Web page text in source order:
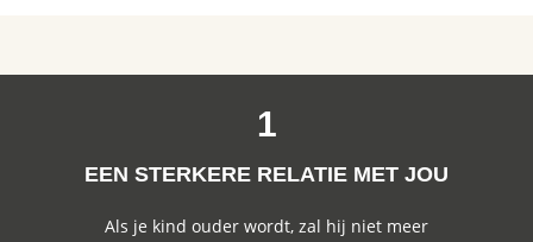
1
EEN STERKERE RELATIE MET JOU
Als je kind ouder wordt, zal hij niet meer